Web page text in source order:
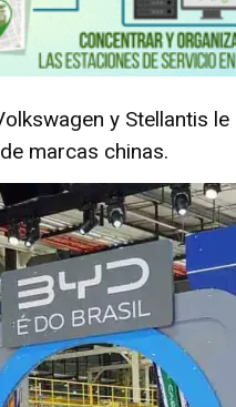
y Stellantis le
marcas chinas.